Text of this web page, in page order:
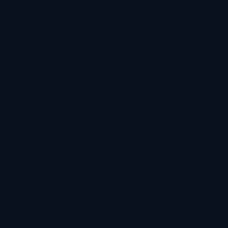
leicht verstehen kann
und Übertragungskapazitäten und hilft Ihnen, die